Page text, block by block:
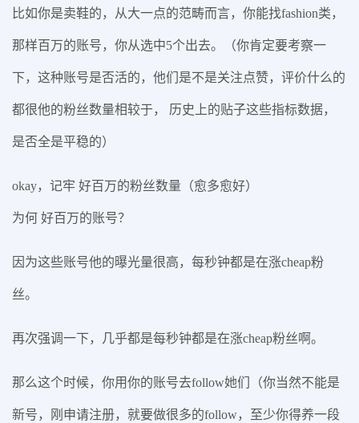
比如你是卖鞋的，从大一点的范畴而言，你能找fashion类，
那样百万的账号，你从选中5个出去。（你肯定要考察一
下，这种账号是否活的，他们是不是关注点赞，评价什么的
都很他的粉丝数量相较于， 历史上的贴子这些指标数据，
是否全是平稳的）
okay，记牢 好百万的粉丝数量（愈多愈好）
为何 好百万的账号？
因为这些账号他的曝光量很高，每秒钟都是在涨cheap粉
丝。
再次强调一下，几乎都是每秒钟都是在涨cheap粉丝啊。
那么这个时候，你用你的账号去follow她们（你当然不能是
新号，刚申请注册，就要做很多的follow，至少你得养一段